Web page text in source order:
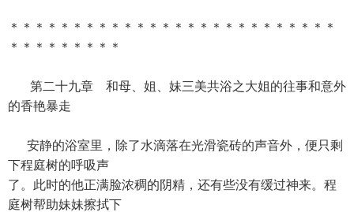
＊＊＊＊＊＊＊＊＊＊＊＊＊＊＊＊＊＊＊＊＊＊＊＊＊＊
＊＊＊＊＊＊＊＊＊
第二十九章 和母、姐、妹三美共浴之大姐的往事和意外
的香艳暴走
安静的浴室里，除了水滴落在光滑瓷砖的声音外，便只剩
下程庭树的呼吸声
了。此时的他正满脸浓稠的阴精，还有些没有缓过神来。程
庭树帮助妹妹擦拭下